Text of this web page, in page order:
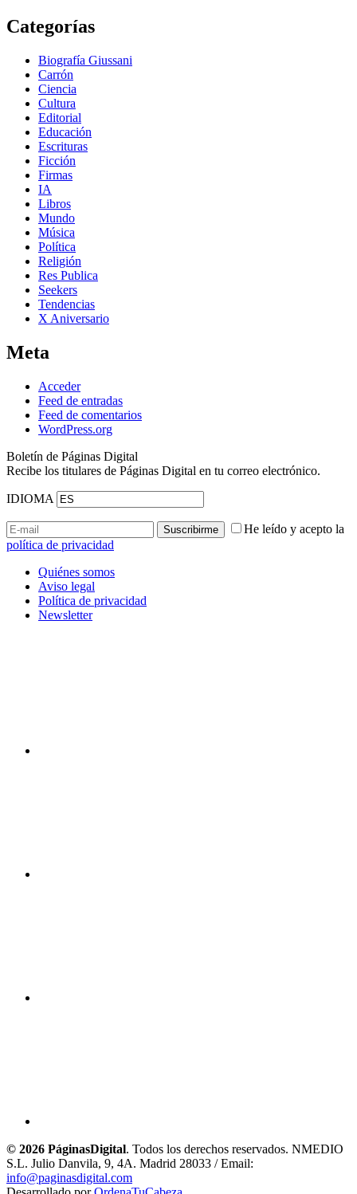
Categorías
Biografía Giussani
Carrón
Ciencia
Cultura
Editorial
Educación
Escrituras
Ficción
Firmas
IA
Libros
Mundo
Música
Política
Religión
Res Publica
Seekers
Tendencias
X Aniversario
Meta
Acceder
Feed de entradas
Feed de comentarios
WordPress.org
Boletín de Páginas Digital
Recibe los titulares de Páginas Digital en tu correo electrónico.
IDIOMA
He leído y acepto la
política de privacidad
Quiénes somos
Aviso legal
Política de privacidad
Newsletter
© 2026 PáginasDigital. Todos los derechos reservados. NMEDIO
S.L. Julio Danvila, 9, 4A. Madrid 28033 / Email:
info@paginasdigital.com